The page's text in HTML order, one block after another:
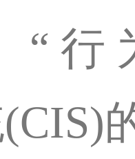
“行